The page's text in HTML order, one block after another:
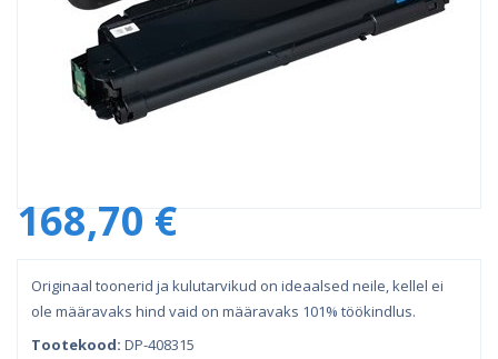
168,70 €
Originaal toonerid ja kulutarvikud on ideaalsed neile, kellel ei
ole määravaks hind vaid on määravaks 101% töökindlus.
Tootekood: DP-408315